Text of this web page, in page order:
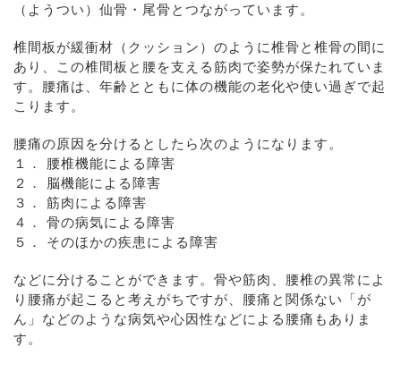
（ようつい）仙骨・尾骨とつながっています。
椎間板が緩衝材（クッション）のように椎骨と椎骨の間に
あり、この椎間板と腰を支える筋肉で姿勢が保たれていま
す。腰痛は、年齢とともに体の機能の老化や使い過ぎで起
こります。
腰痛の原因を分けるとしたら次のようになります。
１． 腰椎機能による障害
２． 脳機能による障害
３． 筋肉による障害
４． 骨の病気による障害
５． そのほかの疾患による障害
などに分けることができます。骨や筋肉、腰椎の異常によ
り腰痛が起こると考えがちですが、腰痛と関係ない「が
ん」などのような病気や心因性などによる腰痛もありま
す。